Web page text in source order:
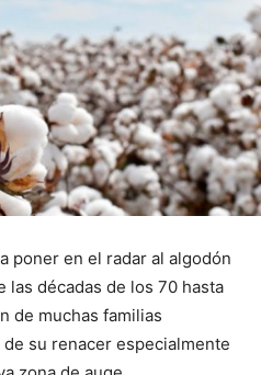
poner en el radar al algodón
las décadas de los 70 hasta
de muchas familias
su renacer especialmente